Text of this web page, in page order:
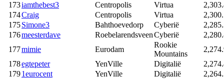
173iamthebest3 Centropolis Virtua
174Craig Centropolis Virtua
175Simone3 Bahthoevedorp Cyberië
176meesterdave RoebelarendsveenCyberië
177mimie Eurodam
Rookie
Mountains
178egtepeter YenVille Digitalië
1791eurocent YenVille Digitalië